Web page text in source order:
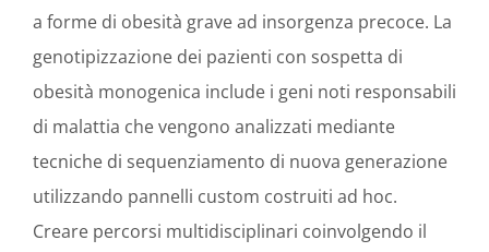
a forme di obesità grave ad insorgenza precoce. La
genotipizzazione dei pazienti con sospetta di
obesità monogenica include i geni noti responsabili
di malattia che vengono analizzati mediante
tecniche di sequenziamento di nuova generazione
utilizzando pannelli custom costruiti ad hoc.
Creare percorsi multidisciplinari coinvolgendo il